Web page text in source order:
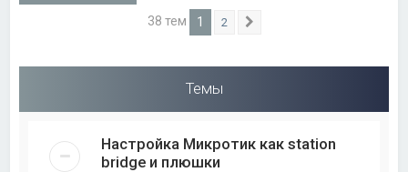
38 тем 1 2
Темы
Настройка Микротик как station
bridge и плюшки